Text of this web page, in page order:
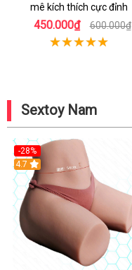
mê kích thích cực đỉnh
450.000₫ 600.000₫
Sextoy Nam
-28%
4.7